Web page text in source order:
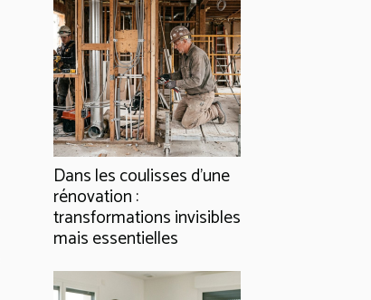
Dans les coulisses d'une
rénovation :
transformations invisibles
mais essentielles